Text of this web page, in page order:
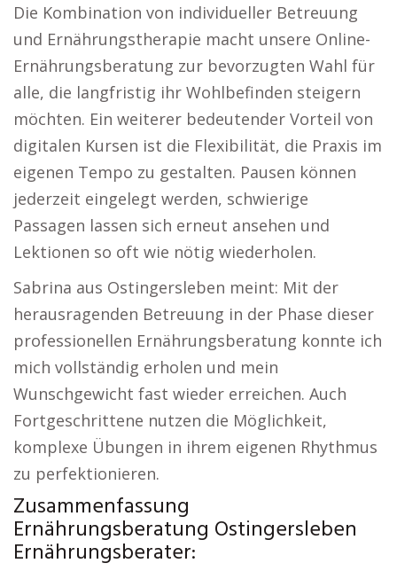
Die Kombination von individueller Betreuung
und Ernährungstherapie macht unsere Online-
Ernährungsberatung zur bevorzugten Wahl für
alle, die langfristig ihr Wohlbefinden steigern
möchten. Ein weiterer bedeutender Vorteil von
digitalen Kursen ist die Flexibilität, die Praxis im
eigenen Tempo zu gestalten. Pausen können
jederzeit eingelegt werden, schwierige
Passagen lassen sich erneut ansehen und
Lektionen so oft wie nötig wiederholen.
Sabrina aus Ostingersleben meint: Mit der
herausragenden Betreuung in der Phase dieser
professionellen Ernährungsberatung konnte ich
mich vollständig erholen und mein
Wunschgewicht fast wieder erreichen. Auch
Fortgeschrittene nutzen die Möglichkeit,
komplexe Übungen in ihrem eigenen Rhythmus
zu perfektionieren.
Zusammenfassung
Ernährungsberatung Ostingersleben
Ernährungsberater: